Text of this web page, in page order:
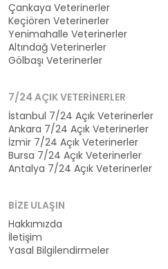
Çankaya Veterinerler
Keçiören Veterinerler
Yenimahalle Veterinerler
Altındağ Veterinerler
Gölbaşı Veterinerler
7/24 AÇIK VETERINERLER
İstanbul 7/24 Açık Veterinerler
Ankara 7/24 Açık Veterinerler
İzmir 7/24 Açık Veterinerler
Bursa 7/24 Açık Veterinerler
Antalya 7/24 Açık Veterinerler
BIZE ULAŞIN
Hakkımızda
İletişim
Yasal Bilgilendirmeler